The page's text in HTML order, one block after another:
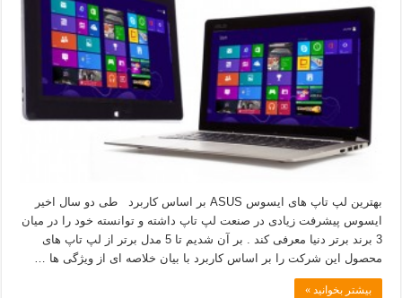
بهترین لپ تاپ های ایسوس ASUS بر اساس کاربرد طی دو سال اخیر
ایسوس پیشرفت زیادی در صنعت لپ تاپ داشته و توانسته خود را در میان
3 برند برتر دنیا معرفی کند . بر آن شدیم تا 5 مدل برتر از لپ تاپ های
محصول این شرکت را بر اساس کاربرد با بیان خلاصه ای از ویژگی ها …
بیشتر بخوانید »